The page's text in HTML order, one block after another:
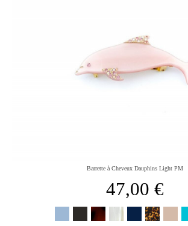
Barrette à Cheveux Dauphins Light PM
47,00 €